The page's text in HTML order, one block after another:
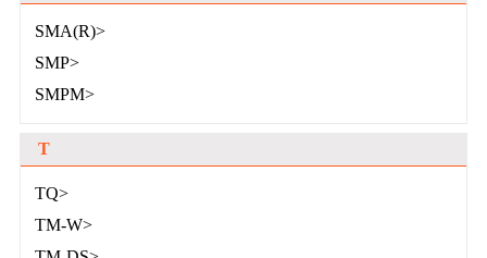
SMA(R)>
SMP>
SMPM>
T
TQ>
TM-W>